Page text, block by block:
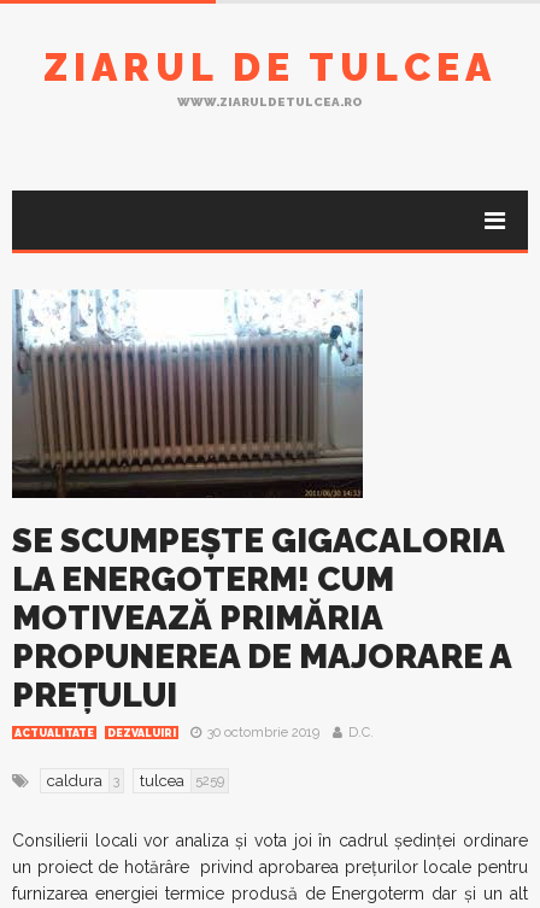
ZIARUL DE TULCEA
WWW.ZIARULDETULCEA.RO
SE SCUMPEȘTE GIGACALORIA
LA ENERGOTERM! CUM
MOTIVEAZĂ PRIMĂRIA
PROPUNEREA DE MAJORARE A
PREȚULUI
ACTUALITATE DEZVALUIRI 30 octombrie 2019 D.C.
caldura 3 tulcea 5259
Consilierii locali vor analiza și vota joi în cadrul ședinței ordinare
un proiect de hotărâre
privind aprobarea prețurilor locale pentru
furnizarea energiei termice produsă de Energoterm dar și un alt